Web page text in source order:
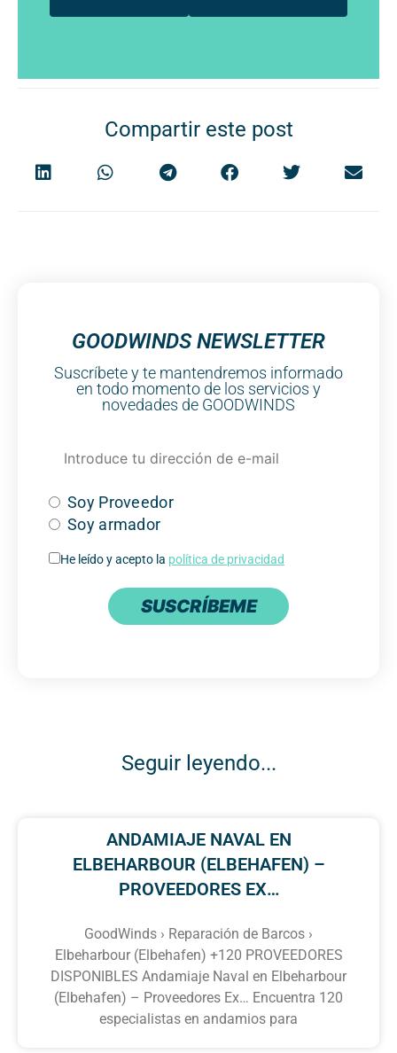
Compartir este post
GOODWINDS NEWSLETTER
Suscríbete y te mantendremos informado
en todo momento de los servicios y
novedades de GOODWINDS
Soy Proveedor
Soy armador
He leído y acepto la política de privacidad
SUSCRÍBEME
Seguir leyendo...
ANDAMIAJE NAVAL EN
ELBEHARBOUR (ELBEHAFEN) –
PROVEEDORES EX…
GoodWinds › Reparación de Barcos ›
Elbeharbour (Elbehafen) +120 PROVEEDORES
DISPONIBLES Andamiaje Naval en Elbeharbour
(Elbehafen) – Proveedores Ex… Encuentra 120
especialistas en andamios para